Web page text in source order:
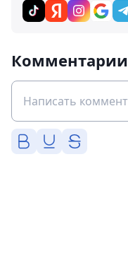
Комментарии